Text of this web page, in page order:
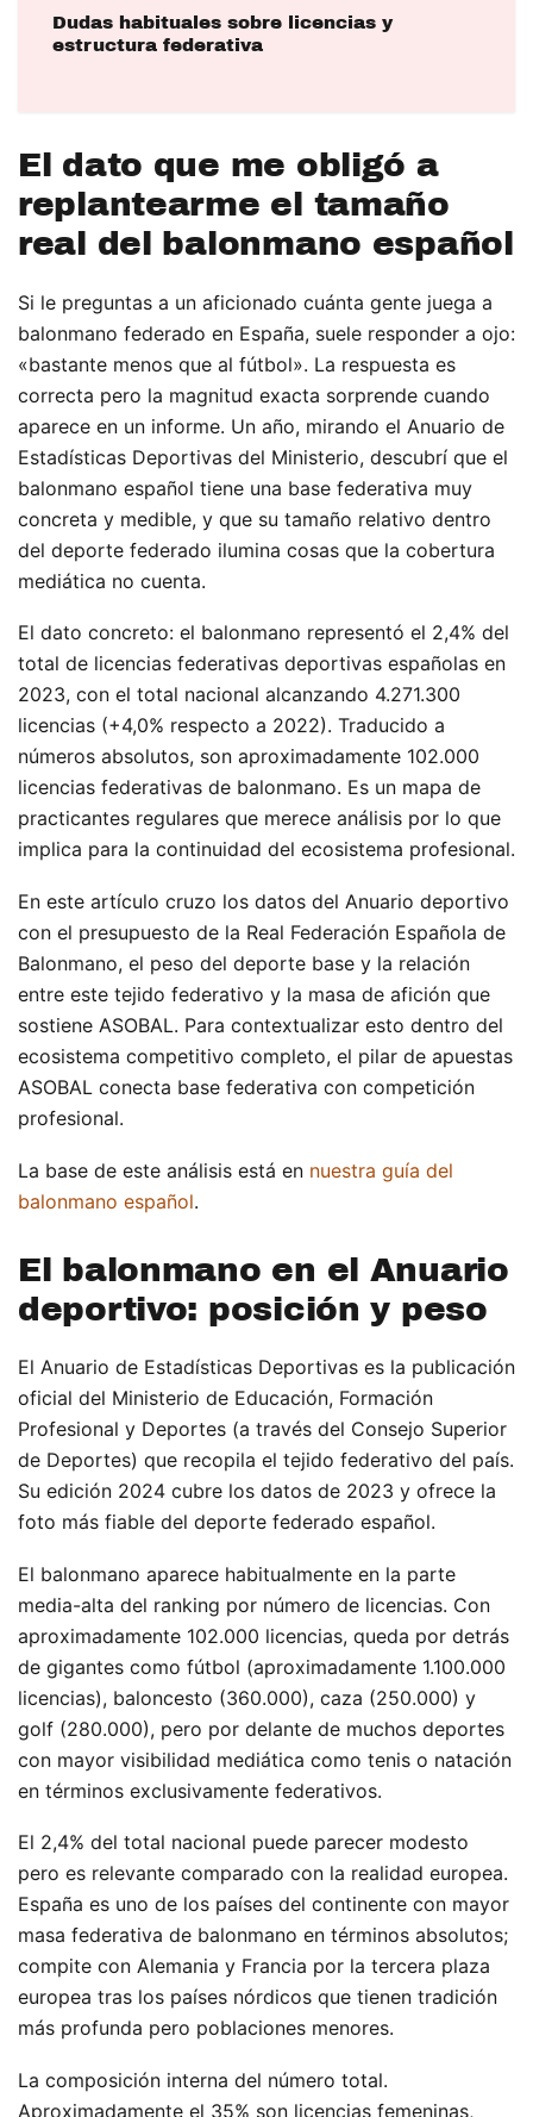
Dudas habituales sobre licencias y
estructura federativa
El dato que me obligó a
replantearme el tamaño
real del balonmano español
Si le preguntas a un aficionado cuánta gente juega a
balonmano federado en España, suele responder a ojo:
«bastante menos que al fútbol». La respuesta es
correcta pero la magnitud exacta sorprende cuando
aparece en un informe. Un año, mirando el Anuario de
Estadísticas Deportivas del Ministerio, descubrí que el
balonmano español tiene una base federativa muy
concreta y medible, y que su tamaño relativo dentro
del deporte federado ilumina cosas que la cobertura
mediática no cuenta.
El dato concreto: el balonmano representó el 2,4% del
total de licencias federativas deportivas españolas en
2023, con el total nacional alcanzando 4.271.300
licencias (+4,0% respecto a 2022). Traducido a
números absolutos, son aproximadamente 102.000
licencias federativas de balonmano. Es un mapa de
practicantes regulares que merece análisis por lo que
implica para la continuidad del ecosistema profesional.
En este artículo cruzo los datos del Anuario deportivo
con el presupuesto de la Real Federación Española de
Balonmano, el peso del deporte base y la relación
entre este tejido federativo y la masa de afición que
sostiene ASOBAL. Para contextualizar esto dentro del
ecosistema competitivo completo, el pilar de apuestas
ASOBAL conecta base federativa con competición
profesional.
La base de este análisis está en nuestra guía del
balonmano español.
El balonmano en el Anuario
deportivo: posición y peso
El Anuario de Estadísticas Deportivas es la publicación
oficial del Ministerio de Educación, Formación
Profesional y Deportes (a través del Consejo Superior
de Deportes) que recopila el tejido federativo del país.
Su edición 2024 cubre los datos de 2023 y ofrece la
foto más fiable del deporte federado español.
El balonmano aparece habitualmente en la parte
media-alta del ranking por número de licencias. Con
aproximadamente 102.000 licencias, queda por detrás
de gigantes como fútbol (aproximadamente 1.100.000
licencias), baloncesto (360.000), caza (250.000) y
golf (280.000), pero por delante de muchos deportes
con mayor visibilidad mediática como tenis o natación
en términos exclusivamente federativos.
El 2,4% del total nacional puede parecer modesto
pero es relevante comparado con la realidad europea.
España es uno de los países del continente con mayor
masa federativa de balonmano en términos absolutos;
compite con Alemania y Francia por la tercera plaza
europea tras los países nórdicos que tienen tradición
más profunda pero poblaciones menores.
La composición interna del número total.
Aproximadamente el 35% son licencias femeninas,